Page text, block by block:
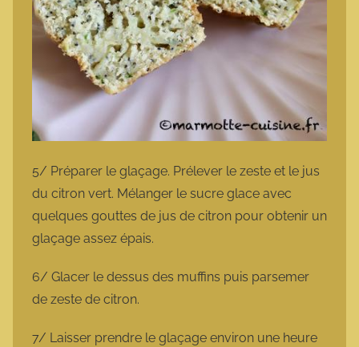
5/ Préparer le glaçage. Prélever le zeste et le jus
du citron vert. Mélanger le sucre glace avec
quelques gouttes de jus de citron pour obtenir un
glaçage assez épais.
6/ Glacer le dessus des muffins puis parsemer
de zeste de citron.
7/ Laisser prendre le glaçage environ une heure